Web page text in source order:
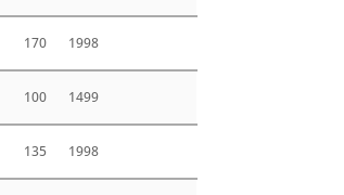
170 1998
100 1499
135 1998